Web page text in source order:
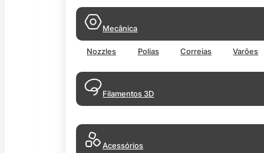
Mecânica
Nozzles Polias Correias Varões
Filamentos 3D
Acessórios